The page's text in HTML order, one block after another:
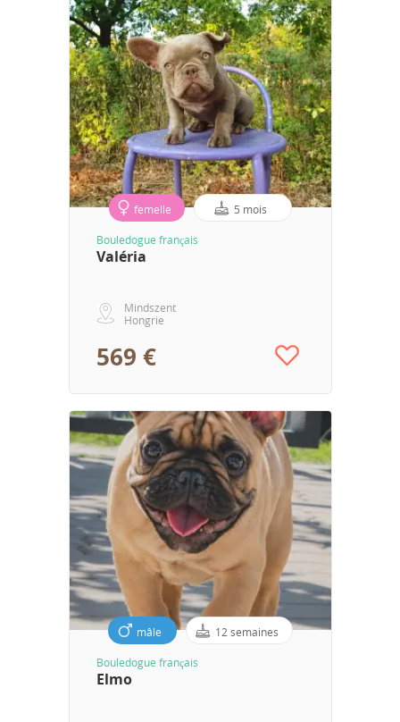
femelle 5 mois
Bouledogue français
Valéria
Mindszent
Hongrie
569 €
mâle 12 semaines
Bouledogue français
Elmo